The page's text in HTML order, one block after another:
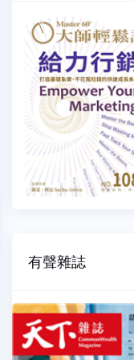
有聲雜誌